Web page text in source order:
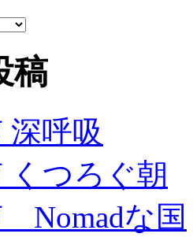
稿
深呼吸
くつろぐ朝
Nomadな国